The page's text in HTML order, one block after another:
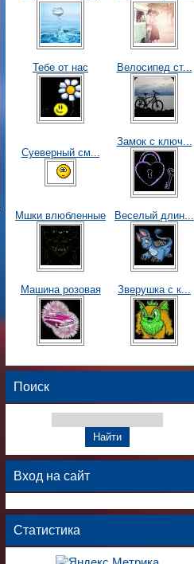
Тебе от нас Велосипед ст...
Суеверный см...
Замок с ключ...
Мшки влюбленные Веселый длин...
Машина розовая Зверушка с к...
Поиск
Вход на сайт
Статистика